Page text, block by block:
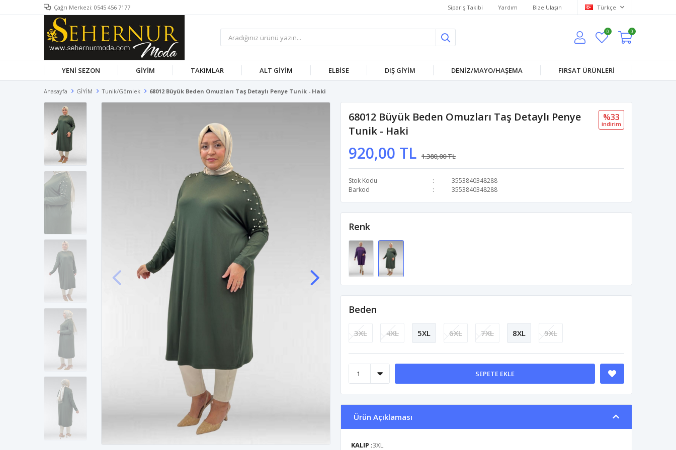
Çağrı Merkezi: 0545 456 7177 Sipariş Takibi Yardım Bize Ulaşın Türkçe
0 0
YENİ SEZON GİYİM TAKIMLAR ALT GİYİM ELBİSE DIŞ GİYİM DENİZ/MAYO/HAŞEMA FIRSAT ÜRÜNLERİ
Anasayfa GİYİM Tunik/Gömlek 68012 Büyük Beden Omuzları Taş Detaylı Penye Tunik - Haki
68012 Büyük Beden Omuzları Taş Detaylı Penye
Tunik - Haki
920,00 TL 1.380,00 TL
%33
i̇ndi̇ri̇m
Stok Kodu
3553840348288
Barkod
3553840348288
Renk
Beden
3XL 4XL 5XL 6XL 7XL 8XL 9XL
SEPETE EKLE
Ürün Açıklaması
KALIP :3XL